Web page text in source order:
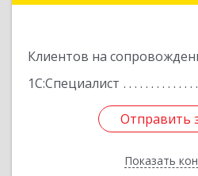
Клиентов на
1С:Специалист
Отправить
Показать
Отправить
Назад